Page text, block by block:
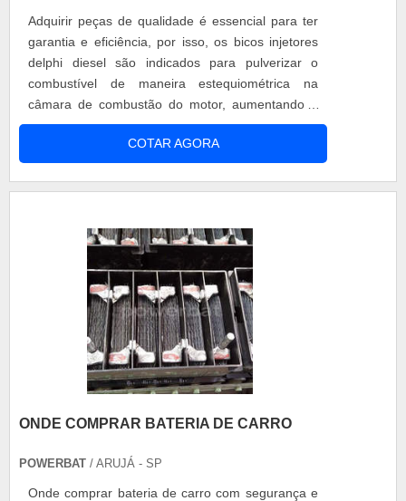
Adquirir peças de qualidade é essencial para ter
garantia e eficiência, por isso, os bicos injetores
delphi diesel são indicados para pulverizar o
combustível de maneira estequiométrica na
câmara de combustão do motor, aumentando o
desempenho do veículo e diminuindo a emissão
de gases poluentes. Os bicos injetores neste
modelo são fundamentais no sistema de injeção
COTAR AGORA
ONDE COMPRAR BATERIA DE CARRO
POWERBAT / ARUJÁ - SP
Onde comprar bateria de carro com segurança e